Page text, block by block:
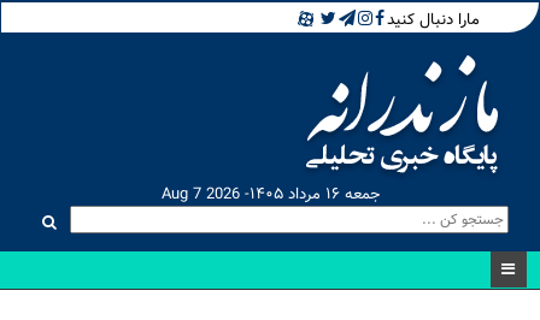
مارا دنبال کنید
جمعه ۱۶ مرداد ۱۴۰۵- Aug 7 2026